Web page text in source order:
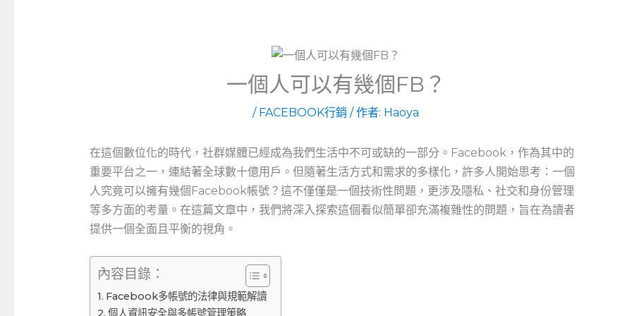
一個人可以有幾個FB？
/ FACEBOOK行銷 / 作者: Haoya
在這個數位化的時代，社群媒體已經成為我們生活中不可或缺的一部分。Facebook，作為其中的
重要平台之一，連結著全球數十億用戶。但隨著生活方式和需求的多樣化，許多人開始思考：一個
人究竟可以擁有幾個Facebook帳號？這不僅僅是一個技術性問題，更涉及隱私、社交和身份管理
等多方面的考量。在這篇文章中，我們將深入探索這個看似簡單卻充滿複雜性的問題，旨在為讀者
提供一個全面且平衡的視角。
內容目錄：
Facebook多帳號的法律與規範解讀
個人資訊安全與多帳號管理策略